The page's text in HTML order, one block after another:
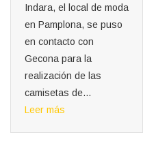
Indara, el local de moda
en Pamplona, se puso
en contacto con
Gecona para la
realización de las
camisetas de...
Leer más